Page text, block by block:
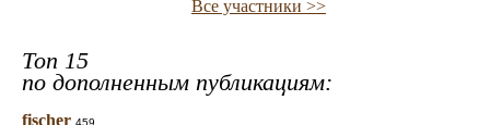
Все участники >>
Топ 15
по дополненным публикациям:
fischer 459